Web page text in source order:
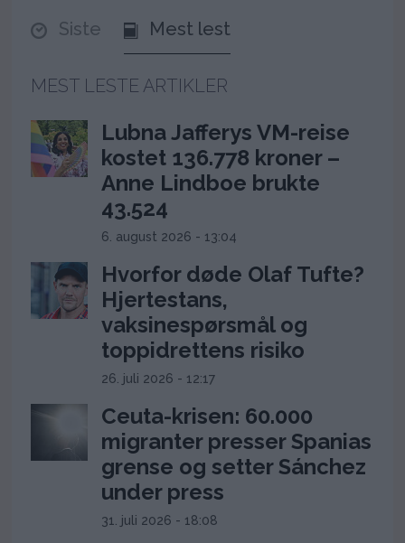
Siste Mest lest
MEST LESTE ARTIKLER
Lubna Jafferys VM-reise
kostet 136.778 kroner –
Anne Lindboe brukte
43.524
6. august 2026 - 13:04
Hvorfor døde Olaf Tufte?
Hjertestans,
vaksinespørsmål og
toppidrettens risiko
26. juli 2026 - 12:17
Ceuta-krisen: 60.000
migranter presser Spanias
grense og setter Sánchez
under press
31. juli 2026 - 18:08